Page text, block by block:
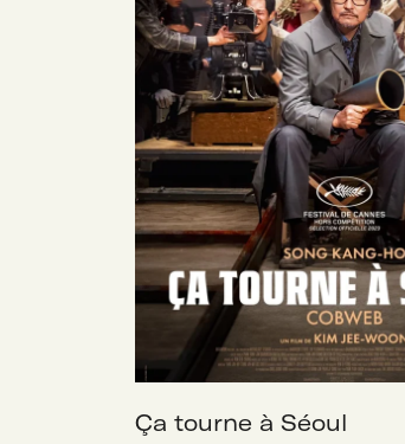
Ça tourne à Séoul